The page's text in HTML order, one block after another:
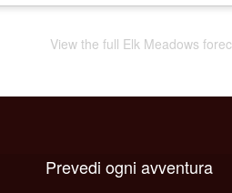
View the full Elk Meadows
Prevedi ogni avventura